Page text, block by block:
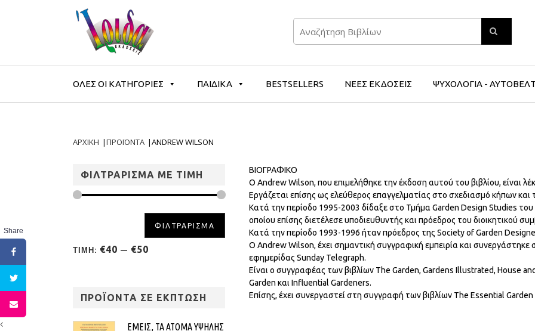
ΟΛΕΣ ΟΙ ΚΑΤΗΓΟΡΙΕΣ ΠΑΙΔΙΚΑ BESTSELLERS ΝΕΕΣ ΕΚΔΟΣΕΙΣ ΨΥΧΟΛΟΓΙΑ -
ΑΡΧΙΚΗ |ΠΡΟΪΟΝΤΑ |ANDREW WILSON
ΦΙΛΤΡΑΡΙΣΜΑ ΜΕ ΤΙΜΗ
ΦΙΛΤΡΑΡΙΣΜΑ
ΤΙΜΗ: €40 — €50
ΠΡΟΪΟΝΤΑ ΣΕ ΕΚΠΤΩΣΗ
ΕΜΕΙΣ, ΤΑ ΑΤΟΜΑ ΥΨΗΛΗΣ
ΒΙΟΓΡΑΦΙΚΟ
Ο Andrew Wilson, που επιμελήθηκε την έκδοση αυτού του βιβλίου, είναι
Εργάζεται επίσης ως ελεύθερος επαγγελματίας στο σχεδιασμό κήπων και
Κατά την περίοδο 1995-2003 δίδαξε στο Τμήμα Garden Design Studies
οποίου επίσης διετέλεσε υποδιευθυντής και πρόεδρος του διοικητικού
Κατά την περίοδο 1993-1996 ήταν πρόεδρος της Society of Garden
O Andrew Wilson, έχει σημαντική συγγραφική εμπειρία και
εφημερίδας Sunday Telegraph.
Είναι ο συγγραφέας των βιβλίων The Garden, Gardens Illustrated, House
Garden και Influential Gardeners.
Επίσης, έχει συνεργαστεί στη συγγραφή των βιβλίων The Essential
Share